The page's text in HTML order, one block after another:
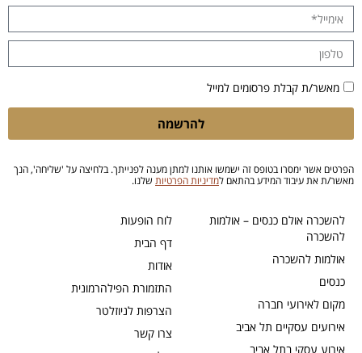
לוח הופעות
דף הבית
אודות
התזמורת הפילהרמונית
הצרפות לניוזלטר
צרו קשר
להשכרה אולם כנסים – אולמות
להשכרה
אולמות להשכרה
כנסים
מקום לאירועי חברה
אירועים עסקיים תל אביב
אירוע עסקי בתל אביב
מאשר/ת קבלת פרסומים למייל
להרשמה
הפרטים אשר ימסרו בטופס זה ישמשו אותנו למתן מענה לפנייתך. בלחיצה על 'שליחה', הנך
מאשר/ת את עיבוד המידע בהתאם למדיניות הפרטיות שלנו.